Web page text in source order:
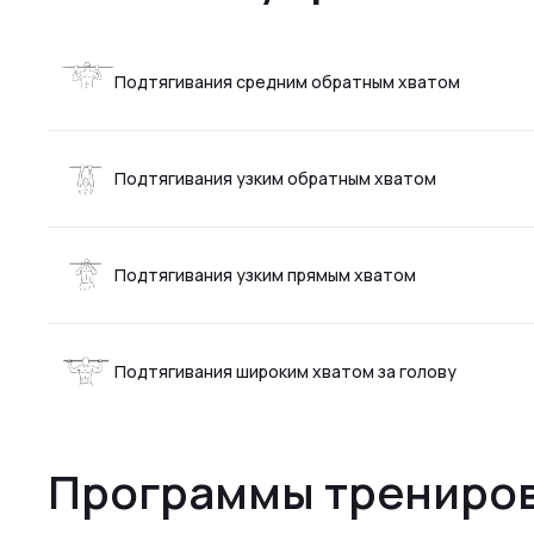
Подтягивания средним обратным хватом
Подтягивания узким обратным хватом
Подтягивания узким прямым хватом
Подтягивания широким хватом за голову
Программы